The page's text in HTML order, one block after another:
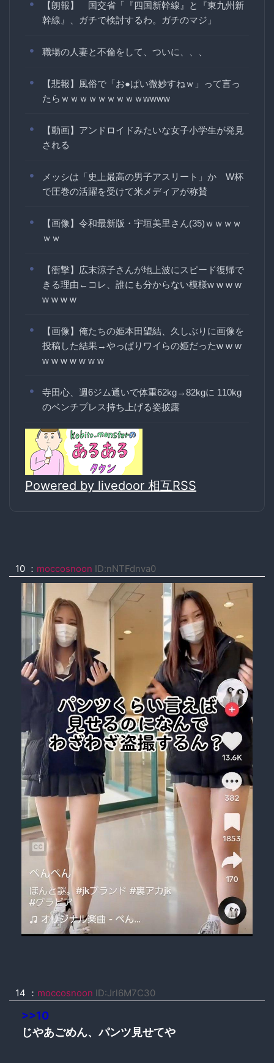
【朗報】 国交省「『四国新幹線』と『東九州新
幹線』、ガチで検討するわ。ガチのマジ」
職場の人妻と不倫をして、ついに、、、
【悲報】風俗で「お●ぱい微妙すねｗ」って言っ
たらｗｗｗｗｗｗｗｗｗwwww
【動画】アンドロイドみたいな女子小学生が発見
される
メッシは「史上最高の男子アスリート」か W杯
で圧巻の活躍を受けて米メディアが称賛
【画像】令和最新版・宇垣美里さん(35)ｗｗｗｗ
ｗｗ
【衝撃】広末涼子さんが地上波にスピード復帰で
きる理由←コレ、誰にも分からない模様w w w w
w w w w
【画像】俺たちの姫本田望結、久しぶりに画像を
投稿した結果→やっぱりワイらの姫だったw w w
w w w w w w w
寺田心、週6ジム通いで体重62kg→82kgに 110kg
のベンチプレス持ち上げる姿披露
Powered by livedoor 相互RSS
10 ： moccosnoon ID:nNTFdnva0
14 ： moccosnoon ID:Jrl6M7C30
>>10
じやあごめん、パンツ見せてや